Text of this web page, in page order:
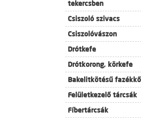
tekercsben
Csiszoló szivacs
Csiszolóvászon
Drótkefe
Drótkorong, körkefe
Bakelitkötésű fazékkő
Felületkezelő tárcsák
Fíbertárcsák